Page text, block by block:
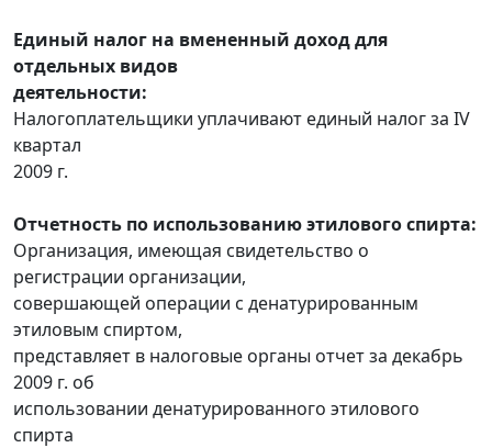
Единый налог на вмененный доход для
отдельных видов
деятельности:
Налогоплательщики уплачивают единый налог за IV
квартал
2009 г.
Отчетность по использованию этилового спирта:
Организация, имеющая свидетельство о
регистрации организации,
совершающей операции с денатурированным
этиловым спиртом,
представляет в налоговые органы отчет за декабрь
2009 г. об
использовании денатурированного этилового
спирта